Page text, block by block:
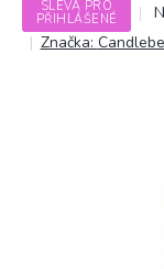
SLEVA PRO
PŘIHLÁŠENÉ
Značka: